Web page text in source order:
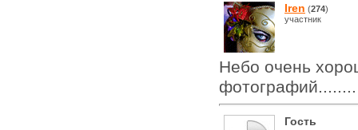
Iren (274)
участник
Небо очень
фотографий........
Гость